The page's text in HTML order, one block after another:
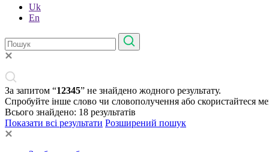
Uk
En
За запитом “12345” не знайдено жодного результату.
Спробуйте інше слово чи словополучення або скористайтеся
Всього знайдено: 18 результатів
Показати всі результати Розширений пошук